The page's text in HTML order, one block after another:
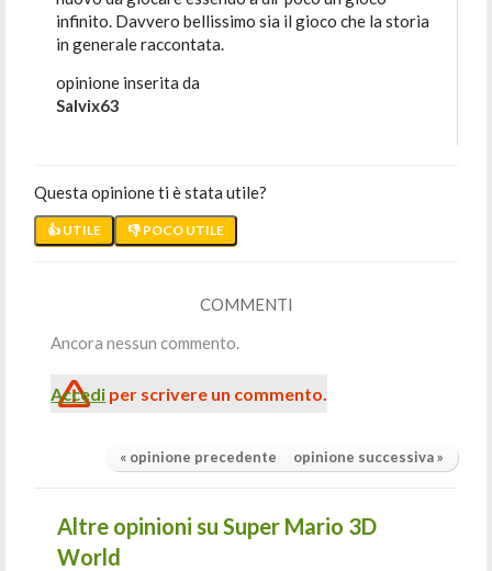
infinito. Davvero bellissimo sia il gioco che la storia
in generale raccontata.
opinione inserita da
Salvix63
Questa opinione ti è stata utile?
👍 UTILE 👎 POCO UTILE
COMMENTI
Ancora nessun commento.
Accedi per scrivere un commento.
« opinione precedente opinione successiva »
Altre opinioni su Super Mario 3D
World